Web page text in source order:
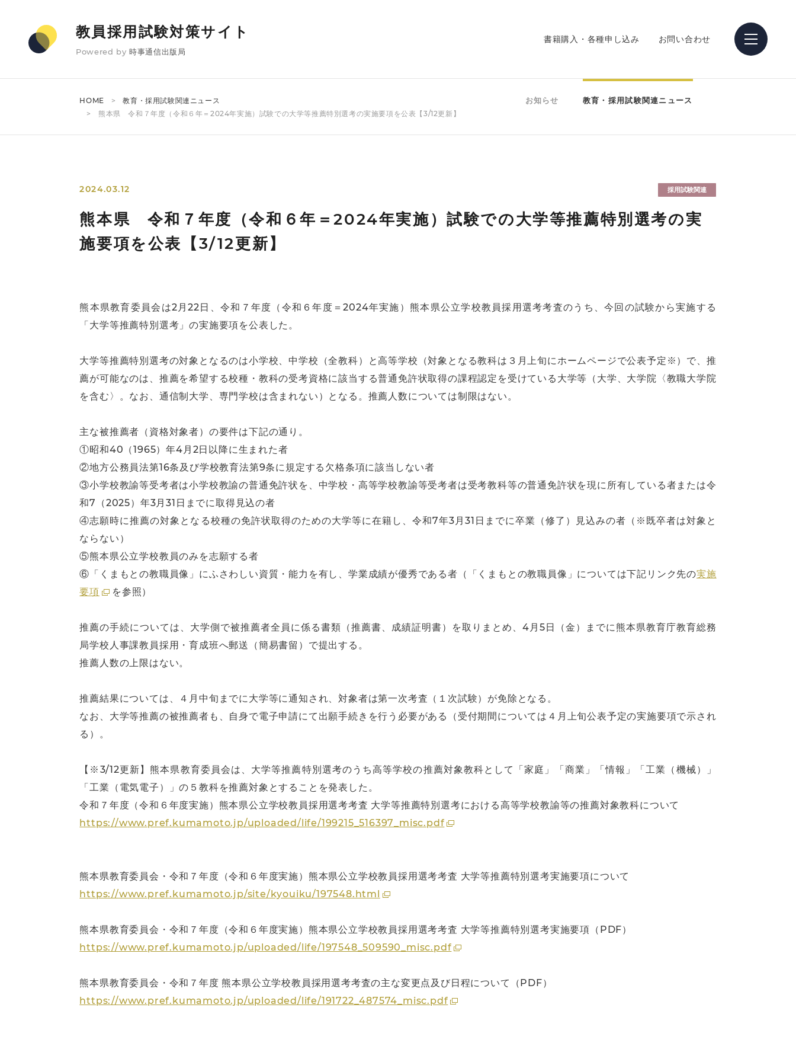
教員採用試験対策サイト
Powered by 時事通信出版局
書籍購入・各種申し込み お問い合わせ
HOME
教育・採用試験関連ニュース
熊本県 令和７年度（令和６年＝2024年実施）試験での大学等推薦特別選考の実施要項を公表【3/12更新】
お知らせ 教育・採用試験関連ニュース
2024.03.12 採用試験関連
熊本県 令和７年度（令和６年＝2024年実施）試験での大学等推薦特別選考の実
施要項を公表【3/12更新】
熊本県教育委員会は2月22日、令和７年度（令和６年度＝2024年実施）熊本県公立学校教員採用選考考査のうち、今回の試験から実施する
「大学等推薦特別選考」の実施要項を公表した。
大学等推薦特別選考の対象となるのは小学校、中学校（全教科）と高等学校（対象となる教科は３月上旬にホームページで公表予定※）で、推
薦が可能なのは、推薦を希望する校種・教科の受考資格に該当する普通免許状取得の課程認定を受けている大学等（大学、大学院〈教職大学院
を含む〉。なお、通信制大学、専門学校は含まれない）となる。推薦人数については制限はない。
主な被推薦者（資格対象者）の要件は下記の通り。
①昭和40（1965）年4月2日以降に生まれた者
②地方公務員法第16条及び学校教育法第9条に規定する欠格条項に該当しない者
③小学校教諭等受考者は小学校教諭の普通免許状を、中学校・高等学校教諭等受考者は受考教科等の普通免許状を現に所有している者または令
和7（2025）年3月31日までに取得見込の者
④志願時に推薦の対象となる校種の免許状取得のための大学等に在籍し、令和7年3月31日までに卒業（修了）見込みの者（※既卒者は対象と
ならない）
⑤熊本県公立学校教員のみを志願する者
⑥「くまもとの教職員像」にふさわしい資質・能力を有し、学業成績が優秀である者（「くまもとの教職員像」については下記リンク先の実施
要項
を参照）
推薦の手続については、大学側で被推薦者全員に係る書類（推薦書、成績証明書）を取りまとめ、4月5日（金）までに熊本県教育庁教育総務
局学校人事課教員採用・育成班へ郵送（簡易書留）で提出する。
推薦人数の上限はない。
推薦結果については、４月中旬までに大学等に通知され、対象者は第一次考査（１次試験）が免除となる。
なお、大学等推薦の被推薦者も、自身で電子申請にて出願手続きを行う必要がある（受付期間については４月上旬公表予定の実施要項で示され
る）。
【※3/12更新】熊本県教育委員会は、大学等推薦特別選考のうち高等学校の推薦対象教科として「家庭」「商業」「情報」「工業（機械）」
「工業（電気電子）」の５教科を推薦対象とすることを発表した。
令和７年度（令和６年度実施）熊本県公立学校教員採用選考考査 大学等推薦特別選考における高等学校教諭等の推薦対象教科について
https://www.pref.kumamoto.jp/uploaded/life/199215_516397_misc.pdf
熊本県教育委員会・令和７年度（令和６年度実施）熊本県公立学校教員採用選考考査 大学等推薦特別選考実施要項について
https://www.pref.kumamoto.jp/site/kyouiku/197548.html
熊本県教育委員会・令和７年度（令和６年度実施）熊本県公立学校教員採用選考考査 大学等推薦特別選考実施要項（PDF）
https://www.pref.kumamoto.jp/uploaded/life/197548_509590_misc.pdf
熊本県教育委員会・令和７年度 熊本県公立学校教員採用選考考査の主な変更点及び日程について（PDF）
https://www.pref.kumamoto.jp/uploaded/life/191722_487574_misc.pdf